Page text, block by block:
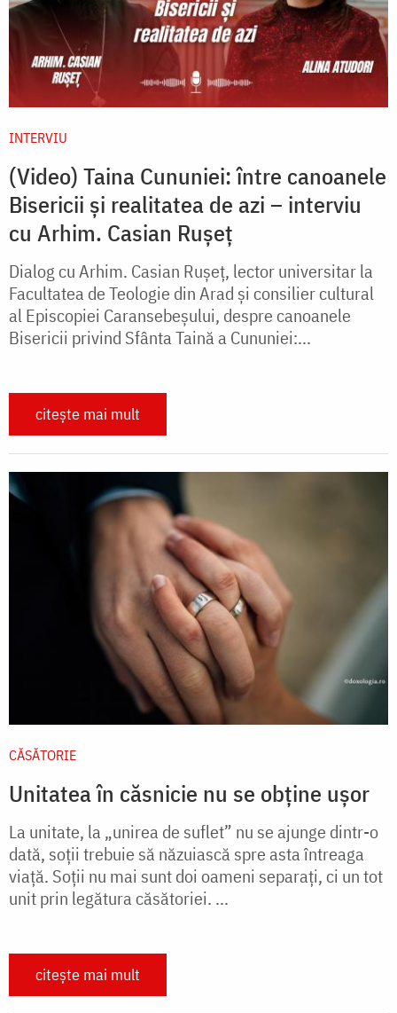
INTERVIU
(Video) Taina Cununiei: între canoanele
Bisericii și realitatea de azi – interviu
cu Arhim. Casian Rușeț
Dialog cu Arhim. Casian Rușeț, lector universitar la
Facultatea de Teologie din Arad și consilier cultural
al Episcopiei Caransebeșului, despre canoanele
Bisericii privind Sfânta Taină a Cununiei:...
citește mai mult
CĂSĂTORIE
Unitatea în căsnicie nu se obține ușor
La unitate, la „unirea de suflet” nu se ajunge dintr-o
dată, soții trebuie să năzuiască spre asta întreaga
viață. Soții nu mai sunt doi oameni separați, ci un tot
unit prin legătura căsătoriei. ...
citește mai mult